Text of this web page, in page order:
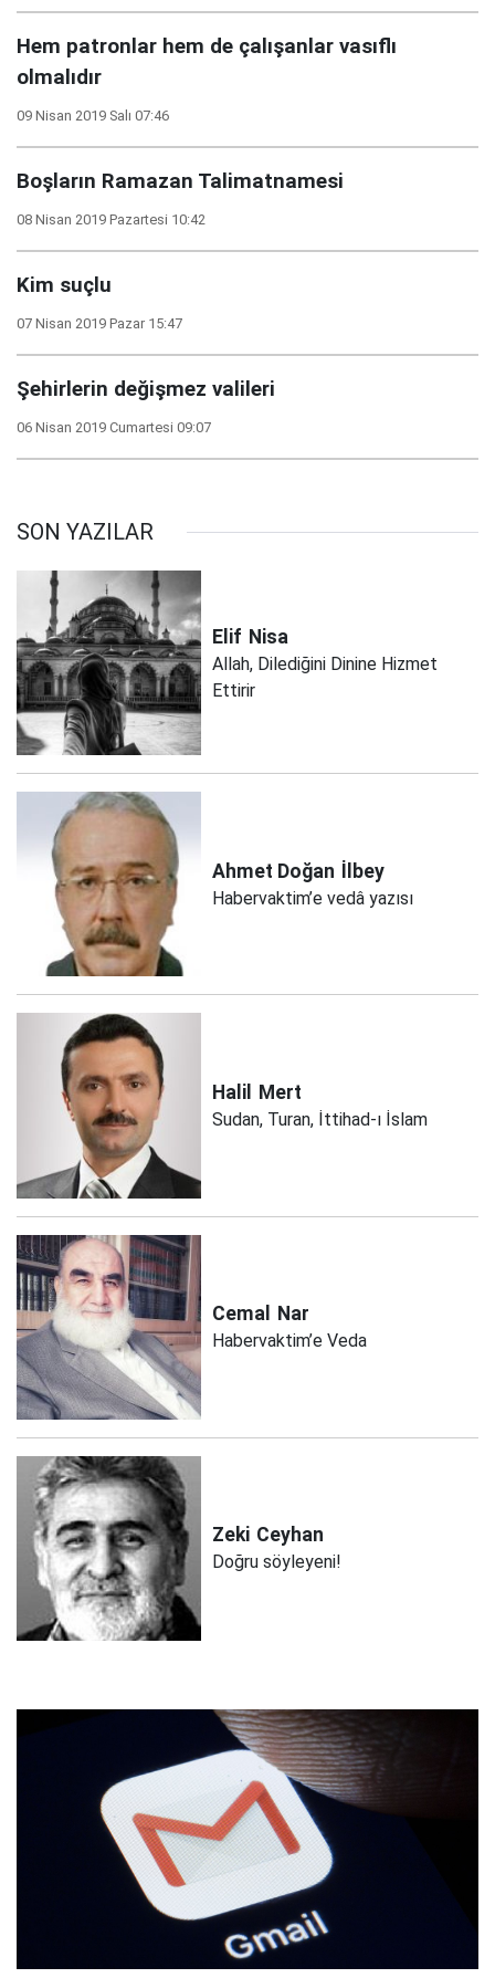
Hem patronlar hem de çalışanlar vasıflı
olmalıdır
09 Nisan 2019 Salı 07:46
Boşların Ramazan Talimatnamesi
08 Nisan 2019 Pazartesi 10:42
Kim suçlu
07 Nisan 2019 Pazar 15:47
Şehirlerin değişmez valileri
06 Nisan 2019 Cumartesi 09:07
SON YAZILAR
Elif Nisa
Allah, Dilediğini Dinine Hizmet
Ettirir
Ahmet Doğan İlbey
Habervaktim’e vedâ yazısı
Halil Mert
Sudan, Turan, İttihad-ı İslam
Cemal Nar
Habervaktim’e Veda
Zeki Ceyhan
Doğru söyleyeni!